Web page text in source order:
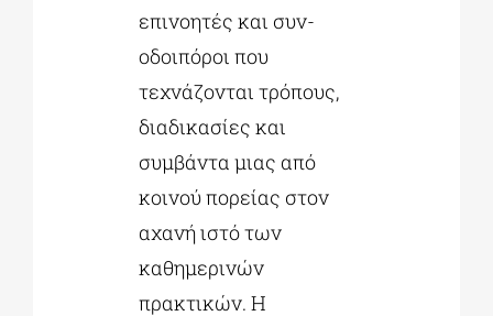
επινοητές και συν-
οδοιπόροι που
τεχνάζονται τρόπους,
διαδικασίες και
συμβάντα μιας από
κοινού πορείας στον
αχανή ιστό των
καθημερινών
πρακτικών. Η